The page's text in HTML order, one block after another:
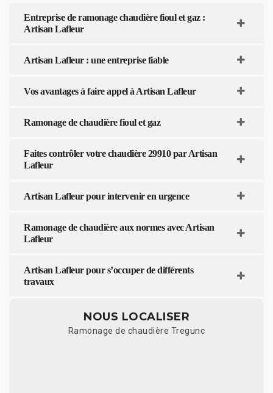
Entreprise de ramonage chaudière fioul et gaz :
Artisan Lafleur
Artisan Lafleur : une entreprise fiable
Vos avantages à faire appel à Artisan Lafleur
Ramonage de chaudière fioul et gaz
Faites contrôler votre chaudière 29910 par Artisan
Lafleur
Artisan Lafleur pour intervenir en urgence
Ramonage de chaudière aux normes avec Artisan
Lafleur
Artisan Lafleur pour s’occuper de différents
travaux
NOUS LOCALISER
Ramonage de chaudière Tregunc